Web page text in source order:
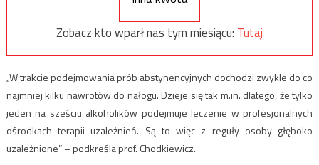
Zobacz kto wparł nas tym miesiącu: Tutaj
„W trakcie podejmowania prób abstynencyjnych dochodzi zwykle do co
najmniej kilku nawrotów do nałogu. Dzieje się tak m.in. dlatego, że tylko
jeden na sześciu alkoholików podejmuje leczenie w profesjonalnych
ośrodkach terapii uzależnień. Są to więc z reguły osoby głęboko
uzależnione” – podkreśla prof. Chodkiewicz.